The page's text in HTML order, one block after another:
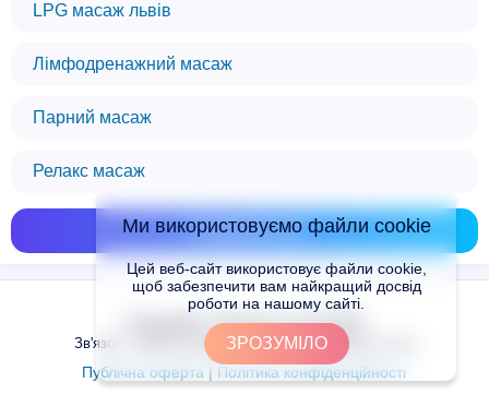
LPG масаж львів
Лімфодренажний масаж
Парний масаж
Релакс масаж
Показати всі
Copyright © Places.in.UA 2024
Зв'язок з адміністрацією сайту: admin@places.in.ua
Публічна оферта | Політика конфіденційності
Ми використовуємо файли cookie
Цей веб-сайт використовує файли cookie,
щоб забезпечити вам найкращий досвід
роботи на нашому сайті.
ЗРОЗУМІЛО